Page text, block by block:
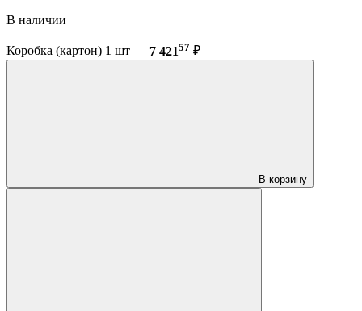
В наличии
Коробка (картон) 1 шт — 7 42157 ₽
В корзину